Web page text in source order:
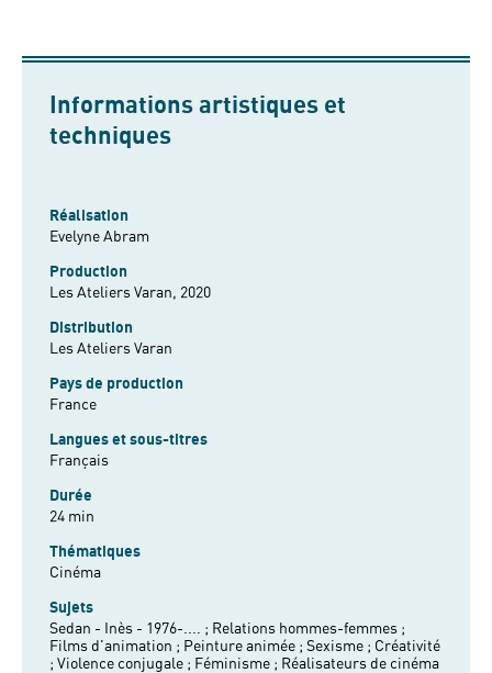
Informations artistiques et
techniques
Réalisation
Evelyne Abram
Production
Les Ateliers Varan, 2020
Distribution
Les Ateliers Varan
Pays de production
France
Langues et sous-titres
Français
Durée
24 min
Thématiques
Cinéma
Sujets
Sedan - Inès - 1976-.... ; Relations hommes-femmes ;
Films d'animation ; Peinture animée ; Sexisme ; Créativité
; Violence conjugale ; Féminisme ; Réalisateurs de cinéma